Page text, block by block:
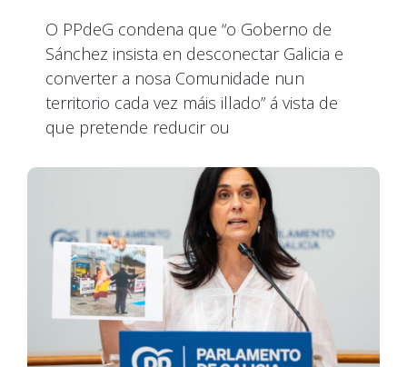
O PPdeG condena que “o Goberno de
Sánchez insista en desconectar Galicia e
converter a nosa Comunidade nun
territorio cada vez máis illado” á vista de
que pretende reducir ou